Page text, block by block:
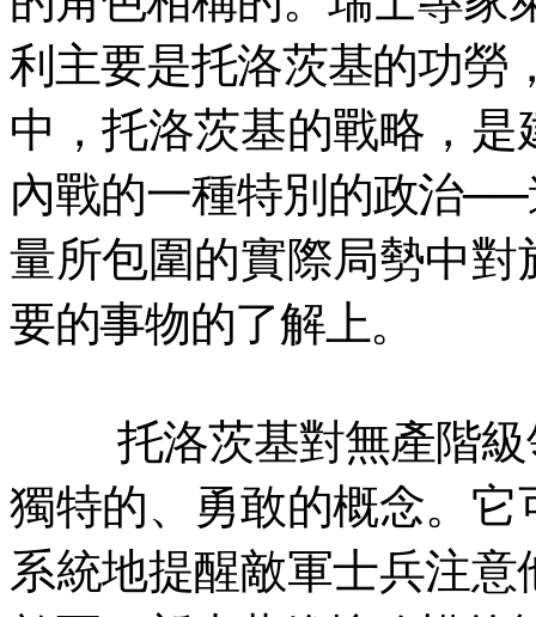
利主要是托洛茨基的功勞
中，托洛茨基的戰略，
內戰的一種特別的政治
量所包圍的實際局勢中
要的事物的了解上。
托洛茨基對無產階
獨特的、勇敢的概念。
系統地提醒敵軍士兵注